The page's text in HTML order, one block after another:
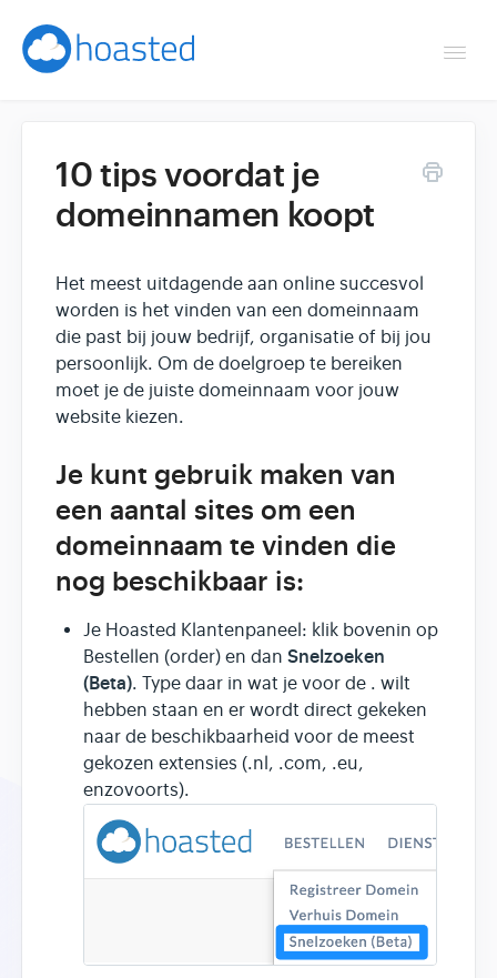
Helpdesk
Reseller & developer
Contact
Klantenpaneel →
Hoasted.com →
10 tips voordat je
domeinnamen koopt
Het meest uitdagende aan online succesvol
worden is het vinden van een domeinnaam
die past bij jouw bedrijf, organisatie of bij jou
persoonlijk. Om de doelgroep te bereiken
moet je de juiste domeinnaam voor jouw
website kiezen.
Je kunt gebruik maken van
een aantal sites om een
domeinnaam te vinden die
nog beschikbaar is:
Je Hoasted Klantenpaneel: klik bovenin op
Bestellen (order) en dan Snelzoeken
(Beta). Type daar in wat je voor de . wilt
hebben staan en er wordt direct gekeken
naar de beschikbaarheid voor de meest
gekozen extensies (.nl, .com, .eu,
enzovoorts).